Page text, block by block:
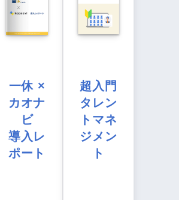
一休 ×
カオナ
ビ
導入レ
ポート
超入門
タレン
トマネ
ジメン
ト